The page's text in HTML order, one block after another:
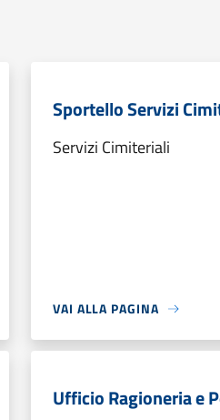
Sportello Servizi
Servizi Cimiteriali
VAI ALLA PAGINA
Ufficio Ragioneria e